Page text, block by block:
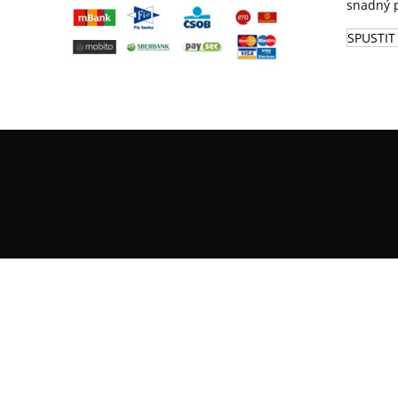
snadný